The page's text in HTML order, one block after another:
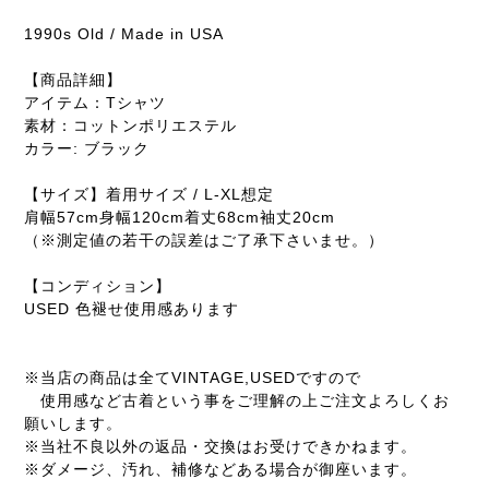
1990s Old / Made in USA
【商品詳細】
アイテム：Tシャツ
素材：コットンポリエステル
カラー: ブラック
【サイズ】着用サイズ / L-XL想定
肩幅57cm身幅120cm着丈68cm袖丈20cm
（※測定値の若干の誤差はご了承下さいませ。）
【コンディション】
USED 色褪せ使用感あります
※当店の商品は全てVINTAGE,USEDですので
使用感など古着という事をご理解の上ご注文よろしくお
願いします。
※当社不良以外の返品・交換はお受けできかねます。
※ダメージ、汚れ、補修などある場合が御座います。